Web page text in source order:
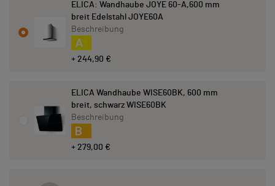
ELICA: Wandhaube JOYE 60-A,600 mm
breit Edelstahl JOYE60A
+ 244,90 €
A
Beschreibung
ELICA Wandhaube WISE60BK, 600 mm
breit, schwarz WISE60BK
+ 279,00 €
B
Beschreibung